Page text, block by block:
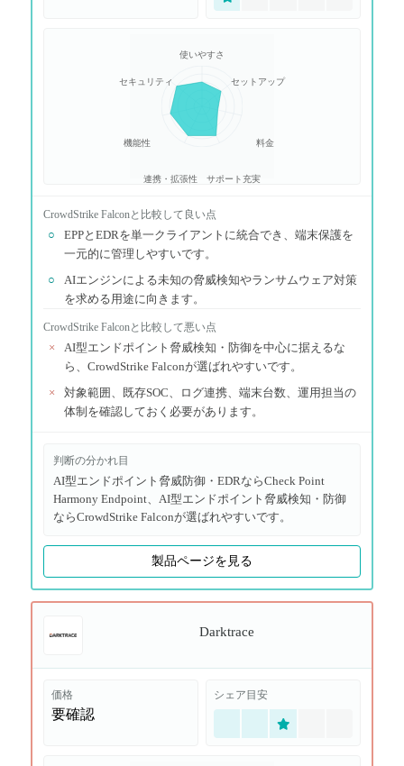
使いやすさ
セットアップ
料金
サポート充実
連携・拡張性
機能性
セキュリティ
CrowdStrike Falconと比較して良い点
○
EPPとEDRを単一クライアントに統合でき、端末保護を
一元的に管理しやすいです。
○
AIエンジンによる未知の脅威検知やランサムウェア対策
を求める用途に向きます。
CrowdStrike Falconと比較して悪い点
×
AI型エンドポイント脅威検知・防御を中心に据えるな
ら、CrowdStrike Falconが選ばれやすいです。
×
対象範囲、既存SOC、ログ連携、端末台数、運用担当の
体制を確認しておく必要があります。
判断の分かれ目
AI型エンドポイント脅威防御・EDRならCheck Point
Harmony Endpoint、AI型エンドポイント脅威検知・防御
ならCrowdStrike Falconが選ばれやすいです。
製品ページを見る
Darktrace
価格
要確認
シェア目安